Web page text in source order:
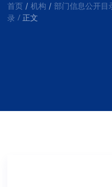
首页 / 机构 / 部门信息公开目
录 / 正文